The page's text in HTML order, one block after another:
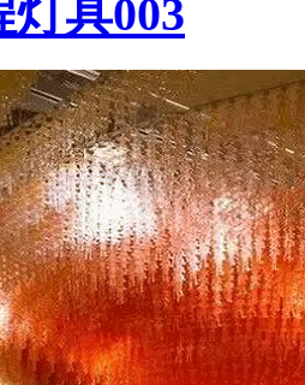
具003